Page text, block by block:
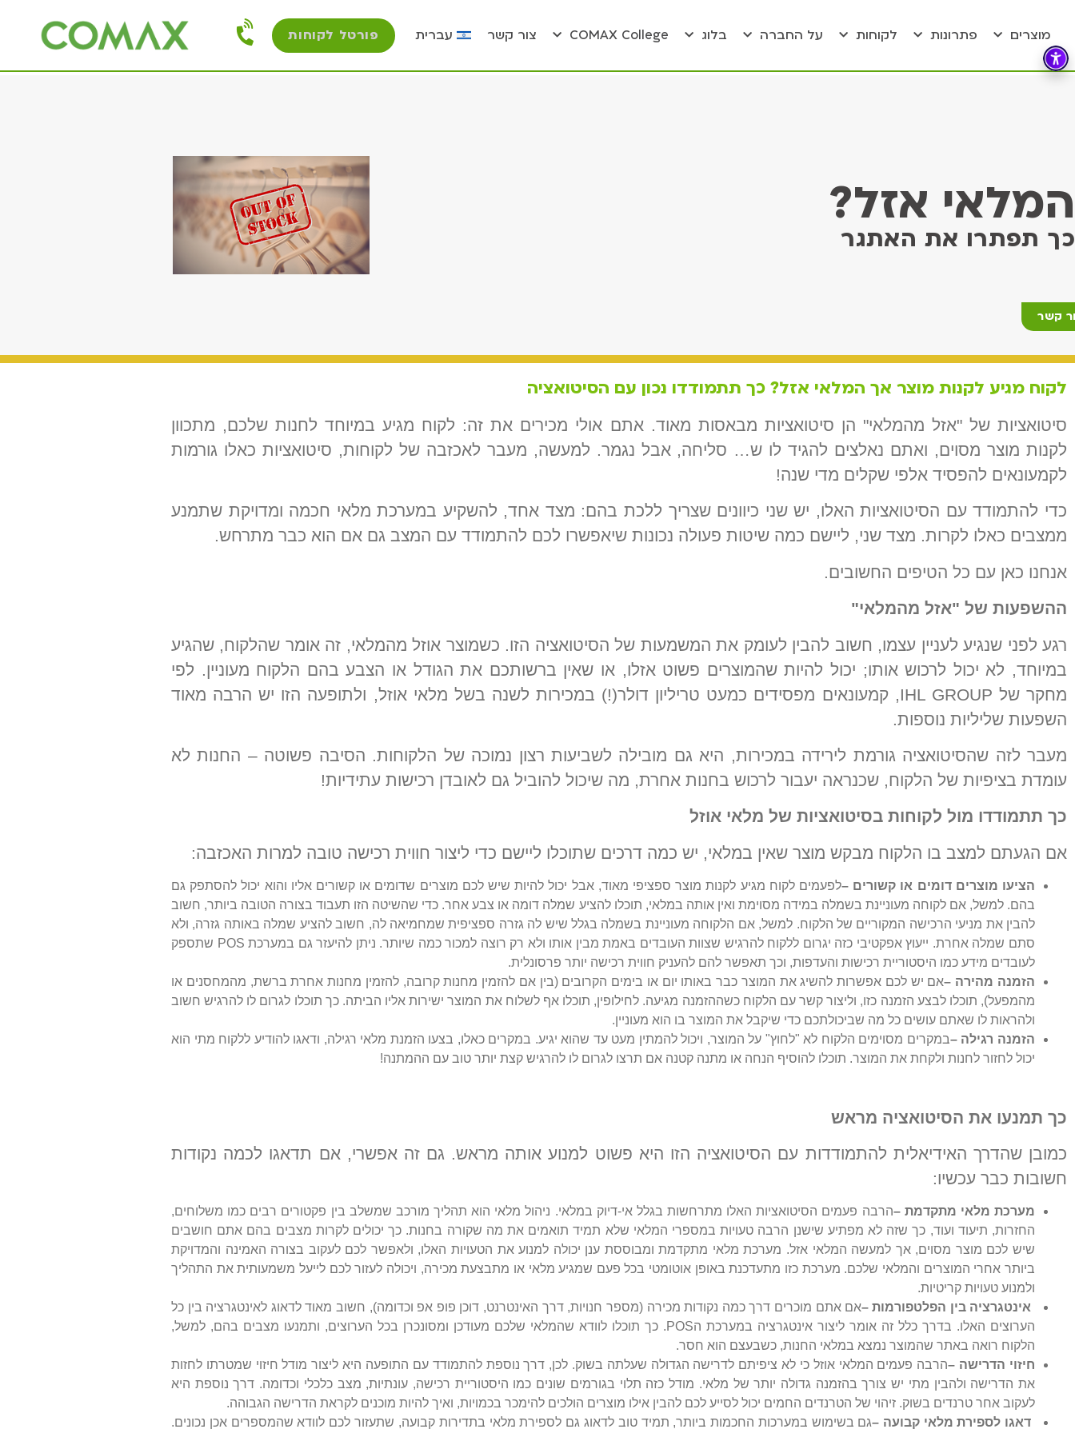
מוצרים פתרונות לקוחות על החברה בלוג COMAX College צור קשר עברית פורטל לקוחות
קשר
המלאי אזל?
כך תפתרו את האתגר
לקוח מגיע לקנות מוצר אך המלאי אזל? כך תתמודדו נכון עם הסיטואציה
סיטואציות של "אזל מהמלאי" הן סיטואציות מבאסות מאוד. אתם אולי מכירים את זה: לקוח מגיע במיוחד לחנות שלכם, מתכוון
לקנות מוצר מסוים, ואתם נאלצים להגיד לו ש… סליחה, אבל נגמר. למעשה, מעבר לאכזבה של לקוחות, סיטואציות כאלו גורמות
לקמעונאים להפסיד אלפי שקלים מדי שנה!
כדי להתמודד עם הסיטואציות האלו, יש שני כיוונים שצריך ללכת בהם: מצד אחד, להשקיע במערכת מלאי חכמה ומדויקת שתמנע
ממצבים כאלו לקרות. מצד שני, ליישם כמה שיטות פעולה נכונות שיאפשרו לכם להתמודד עם המצב גם אם הוא כבר מתרחש.
אנחנו כאן עם כל הטיפים החשובים.
ההשפעות של "אזל מהמלאי"
רגע לפני שנגיע לעניין עצמו, חשוב להבין לעומק את המשמעות של הסיטואציה הזו. כשמוצר אוזל מהמלאי, זה אומר שהלקוח, שהגיע
במיוחד, לא יכול לרכוש אותו; יכול להיות שהמוצרים פשוט אזלו, או שאין ברשותכם את הגודל או הצבע בהם הלקוח מעוניין. לפי
מחקר של IHL GROUP, קמעונאים מפסידים כמעט טריליון דולר(!) במכירות לשנה בשל מלאי אוזל, ולתופעה הזו יש הרבה מאוד
השפעות שליליות נוספות.
מעבר לזה שהסיטואציה גורמת לירידה במכירות, היא גם מובילה לשביעות רצון נמוכה של הלקוחות. הסיבה פשוטה – החנות לא
עומדת בציפיות של הלקוח, שכנראה יעבור לרכוש בחנות אחרת, מה שיכול להוביל גם לאובדן רכישות עתידיות!
כך תתמודדו מול לקוחות בסיטואציות של מלאי אוזל
אם הגעתם למצב בו הלקוח מבקש מוצר שאין במלאי, יש כמה דרכים שתוכלו ליישם כדי ליצור חווית רכישה טובה למרות האכזבה:
הציעו מוצרים דומים או קשורים –לפעמים לקוח מגיע לקנות מוצר ספציפי מאוד, אבל יכול להיות שיש לכם מוצרים שדומים או קשורים אליו והוא יכול להסתפק גם
בהם. למשל, אם לקוחה מעוניינת בשמלה במידה מסוימת ואין אותה במלאי, תוכלו להציע שמלה דומה או צבע אחר. כדי שהשיטה הזו תעבוד בצורה הטובה ביותר, חשוב
להבין את מניעי הרכישה המקוריים של הלקוח. למשל, אם הלקוחה מעוניינת בשמלה בגלל שיש לה גזרה ספציפית שמחמיאה לה, חשוב להציע שמלה באותה גזרה, ולא
סתם שמלה אחרת. ייעוץ אפקטיבי כזה יגרום ללקוח להרגיש שצוות העובדים באמת מבין אותו ולא רק רוצה למכור כמה שיותר. ניתן להיעזר גם במערכת POS שתספק
לעובדים מידע כמו היסטוריית רכישות והעדפות, וכך תאפשר להם להעניק חווית רכישה יותר פרסונלית.
הזמנה מהירה –אם יש לכם אפשרות להשיג את המוצר כבר באותו יום או בימים הקרובים (בין אם להזמין מחנות קרובה, להזמין מחנות אחרת ברשת, מהמחסנים או
מהמפעל), תוכלו לבצע הזמנה כזו, וליצור קשר עם הלקוח כשההזמנה מגיעה. לחילופין, תוכלו אף לשלוח את המוצר ישירות אליו הביתה. כך תוכלו לגרום לו להרגיש חשוב
ולהראות לו שאתם עושים כל מה שביכולתכם כדי שיקבל את המוצר בו הוא מעוניין.
הזמנה רגילה –במקרים מסוימים הלקוח לא "לחוץ" על המוצר, ויכול להמתין מעט עד שהוא יגיע. במקרים כאלו, בצעו הזמנת מלאי רגילה, ודאגו להודיע ללקוח מתי הוא
יכול לחזור לחנות ולקחת את המוצר. תוכלו להוסיף הנחה או מתנה קטנה אם תרצו לגרום לו להרגיש קצת יותר טוב עם ההמתנה!
כך תמנעו את הסיטואציה מראש
כמובן שהדרך האידיאלית להתמודדות עם הסיטואציה הזו היא פשוט למנוע אותה מראש. גם זה אפשרי, אם תדאגו לכמה נקודות
חשובות כבר עכשיו:
מערכת מלאי מתקדמת –הרבה פעמים הסיטואציות האלו מתרחשות בגלל אי-דיוק במלאי. ניהול מלאי הוא תהליך מורכב שמשלב בין פקטורים רבים כמו משלוחים,
החזרות, תיעוד ועוד, כך שזה לא מפתיע שישנן הרבה טעויות במספרי המלאי שלא תמיד תואמים את מה שקורה בחנות. כך יכולים לקרות מצבים בהם אתם חושבים
שיש לכם מוצר מסוים, אך למעשה המלאי אזל. מערכת מלאי מתקדמת ומבוססת ענן יכולה למנוע את הטעויות האלו, ולאפשר לכם לעקוב בצורה האמינה והמדויקת
ביותר אחרי המוצרים והמלאי שלכם. מערכת כזו מתעדכנת באופן אוטומטי בכל פעם שמגיע מלאי או מתבצעת מכירה, ויכולה לעזור לכם לייעל משמעותית את התהליך
ולמנוע טעויות קריטיות.
אינטגרציה בין הפלטפורמות –אם אתם מוכרים דרך כמה נקודות מכירה (מספר חנויות, דרך האינטרנט, דוכן פופ אפ וכדומה), חשוב מאוד לדאוג לאינטגרציה בין כל
הערוצים האלו. בדרך כלל זה אומר ליצור אינטגרציה במערכת הPOS. כך תוכלו לוודא שהמלאי שלכם מעודכן ומסונכרן בכל הערוצים, ותמנעו מצבים בהם, למשל,
הלקוח רואה באתר שהמוצר נמצא במלאי החנות, כשבעצם הוא חסר.
חיזוי הדרישה –הרבה פעמים המלאי אוזל כי לא ציפיתם לדרישה הגדולה שעלתה בשוק. לכן, דרך נוספת להתמודד עם התופעה היא ליצור מודל חיזוי שמטרתו לחזות
את הדרישה ולהבין מתי יש צורך בהזמנה גדולה יותר של מלאי. מודל כזה תלוי בגורמים שונים כמו היסטוריית רכישה, עונתיות, מצב כלכלי וכדומה. דרך נוספת היא
לעקוב אחר טרנדים בשוק. זיהוי של הטרנדים החמים יכול לסייע לכם להבין אילו מוצרים הולכים להימכר בכמויות, ואיך להיות מוכנים לקראת הדרישה הגבוהה.
דאגו לספירת מלאי קבועה –גם בשימוש במערכות החכמות ביותר, תמיד טוב לדאוג גם לספירת מלאי בתדירות קבועה, שתעזור לכם לוודא שהמספרים אכן נכונים.